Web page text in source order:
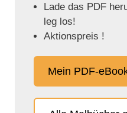
Lade das PDF
leg los!
Aktionspreis !
Mein PDF-